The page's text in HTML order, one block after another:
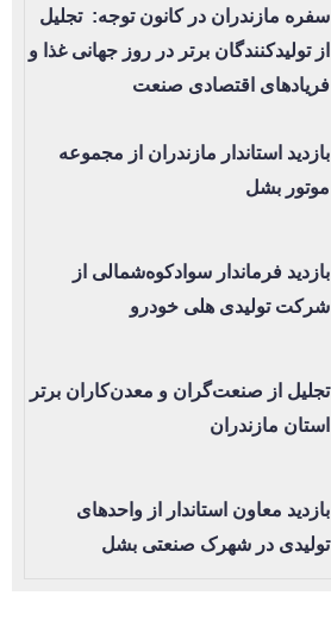
سفره مازندران در کانون توجه: تجلیل
از تولیدکنندگان برتر در روز جهانی غذا و
فریادهای اقتصادی صنعت
بازدید استاندار مازندران از مجموعه
موتور بشل
بازدید فرماندار سوادکوه‌شمالی از
شرکت تولیدی هلی خودرو
تجلیل از صنعت‌گران و معدن‌کاران برتر
استان مازندران
بازدید معاون استاندار از واحدهای
تولیدی در شهرک صنعتی بشل